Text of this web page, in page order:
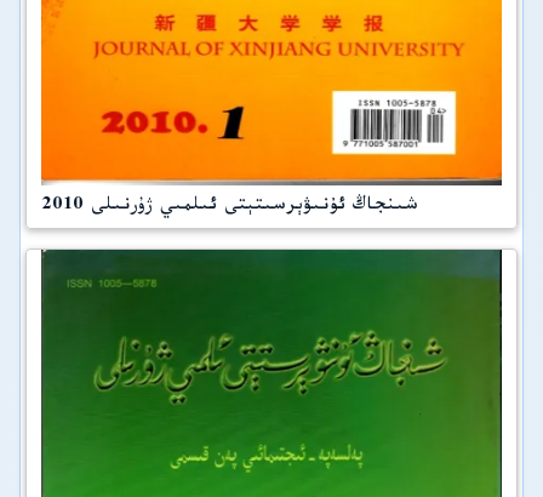
شىنجاڭ ئۇنىۋېرسىتېتى ئىلمىي ژۇرنىلى 2010